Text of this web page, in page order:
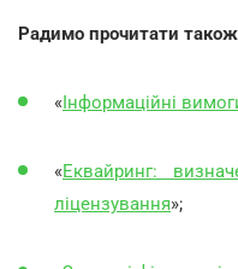
Радимо прочитати
«Інформаційні
«Еквайринг:
ліцензування»;